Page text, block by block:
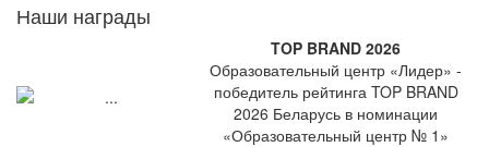
Наши награды
TOP BRAND 2026
Образовательный центр «Лидер» -
победитель рейтинга TOP BRAND
2026 Беларусь в номинации
«Образовательный центр № 1»